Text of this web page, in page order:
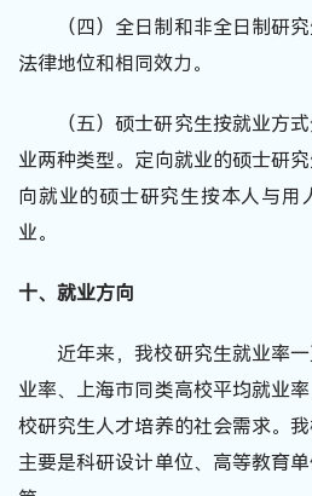
（四）全日制和非全日制研
法律地位和相同效力。
（五）硕士研究生按就业方
业两种类型。定向就业的硕士研
向就业的硕士研究生按本人与用
业。
十、就业方向
近年来，我校研究生就业率
业率、上海市同类高校平均就业
校研究生人才培养的社会需求。
主要是科研设计单位、高等教育